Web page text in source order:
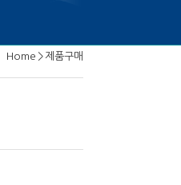
Home > 제품구매